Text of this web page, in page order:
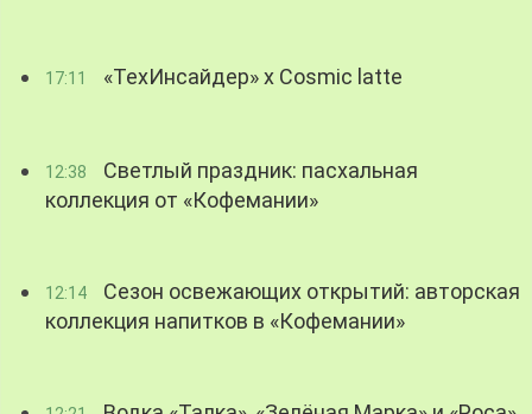
17:11 «ТехИнсайдер» х Cosmic latte
12:38
Светлый праздник: пасхальная
коллекция от «Кофемании»
12:14
Сезон освежающих открытий: авторская
коллекция напитков в «Кофемании»